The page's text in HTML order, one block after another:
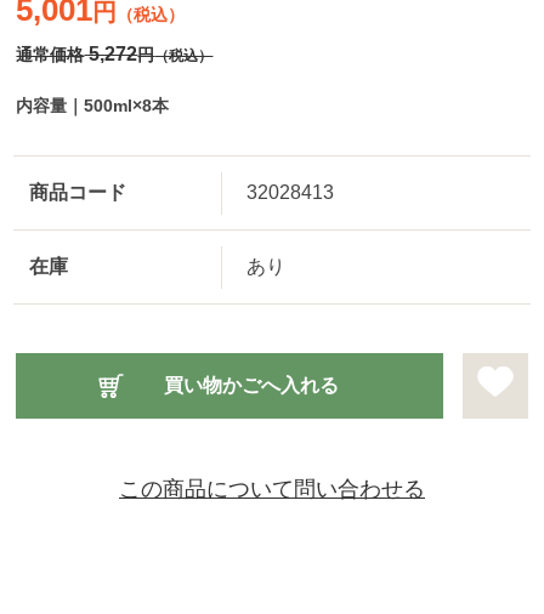
内容量｜500ml×8本
5,001円 （税込）
通常価格5,272円（税込）
商品コード 32028413
在庫 あり
この商品について問い合わせる